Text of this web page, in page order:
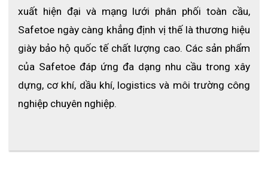
Đặc biệt đế giày còn được thiết kế chống sốc tại vị trí
gót chân để đảm bảo sự an toàn tối đa cho người sử
xuất hiện đại và mạng lưới phân phối toàn cầu,
Safetoe ngày càng khẳng định vị thế là thương hiệu
giày bảo hộ quốc tế chất lượng cao. Các sản phẩm
của Safetoe đáp ứng đa dạng nhu cầu trong xây
dựng, cơ khí, dầu khí, logistics và môi trường công
nghiệp chuyên nghiệp.